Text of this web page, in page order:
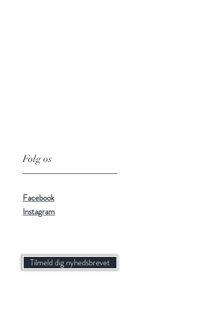
Følg os
Facebook
Instagram
Tilmeld dig nyhedsbrevet